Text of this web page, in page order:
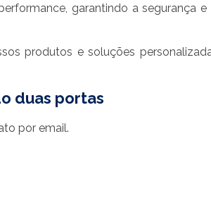
garantindo a segurança
produtos e soluções
duas portas
por email.